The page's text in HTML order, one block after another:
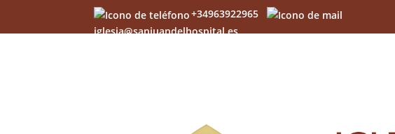
+34963922965
iglesia@sanjuandelhospital.es